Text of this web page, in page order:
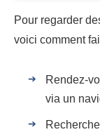
Pour regarder
voici comment
Rendez-
via un